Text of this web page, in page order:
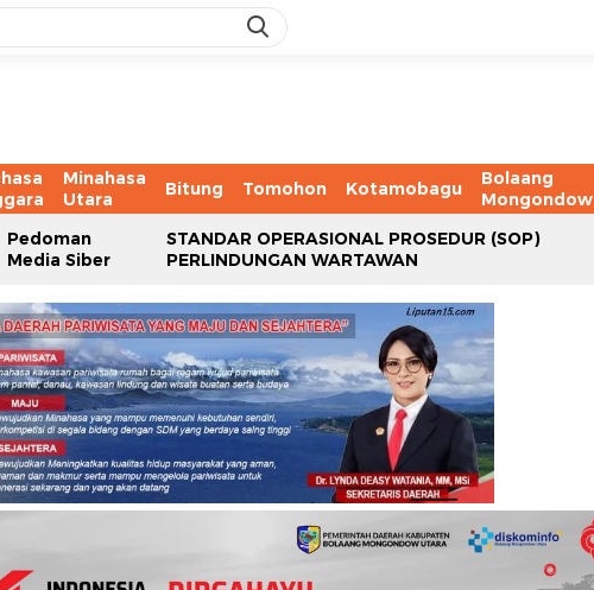
Minahasa
Utara
Bitung Tomohon Kotamobagu
Bolaang
Mongondow
Pedoman
Media Siber
STANDAR OPERASIONAL PROSEDUR (SOP)
PERLINDUNGAN WARTAWAN